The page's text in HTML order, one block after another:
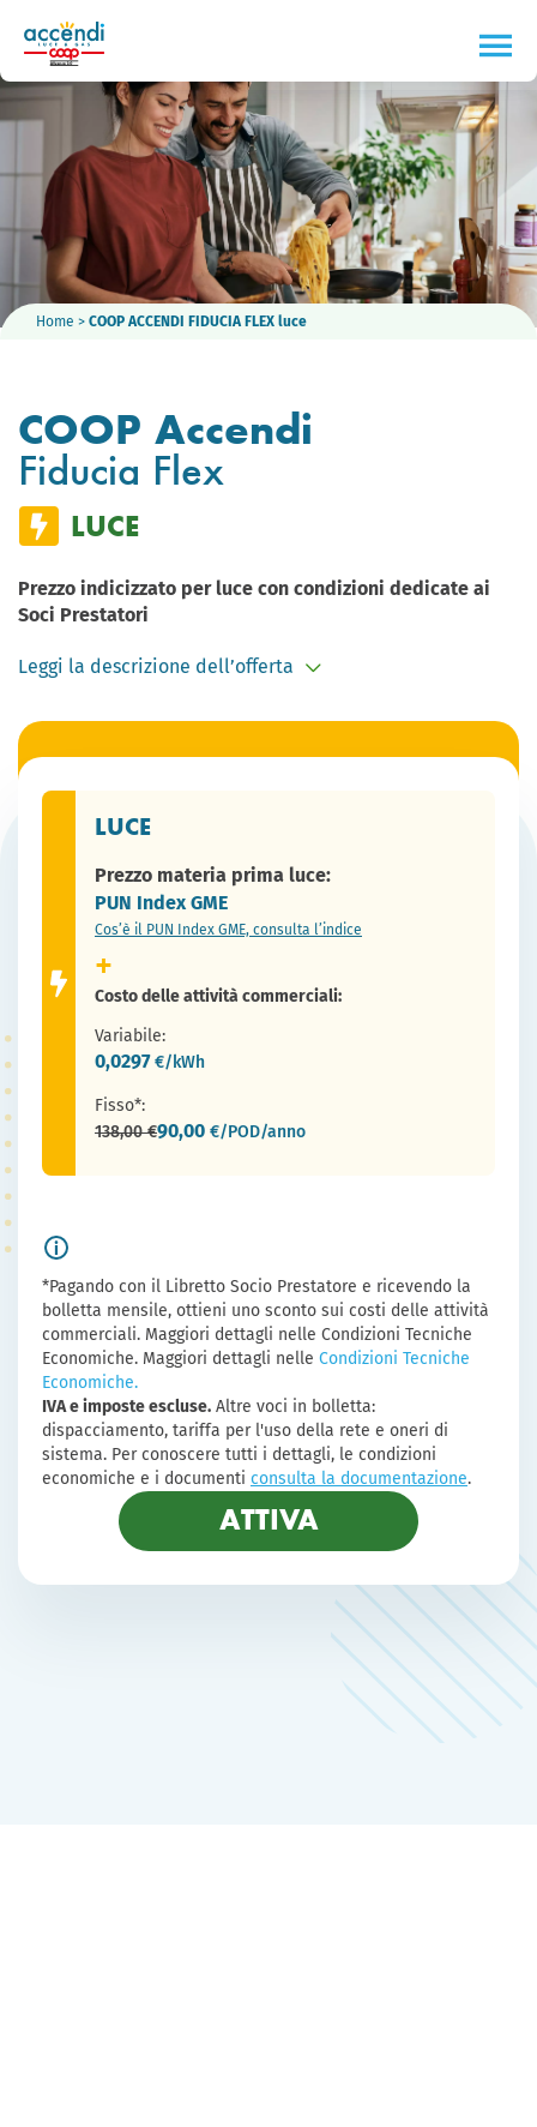
COOP Accendi
Fiducia Flex
LUCE
Home > COOP ACCENDI FIDUCIA FLEX luce
Prezzo indicizzato per luce con condizioni dedicate ai
Soci Prestatori
Leggi la descrizione dell’offerta
L’offerta COOP Accendi Fiducia Flex Luce a prezzo
indicizzato è pensata per chi vuole seguire l’andamento
del mercato, con condizioni dedicate ai Soci Prestatori
COOP Alleanza 3.0 che pagano con Libretto di Prestito e
scelgono la bolletta mensile.
Pagando con il Libretto Socio Prestatore e ricevendo
la bolletta mensile,
Sottoscrivi l’offerta online o al numero: 800-089902
LUCE
Prezzo materia prima luce:
PUN Index GME
Cos’è il PUN Index GME, consulta l’indice
Costo delle attività commerciali:
Variabile:
0,0297 €/kWh
Fisso*:
138,00 €90,00 €/POD/anno
*Pagando con il Libretto Socio Prestatore e ricevendo la
bolletta mensile, ottieni uno sconto sui costi delle attività
commerciali. Maggiori dettagli nelle Condizioni Tecniche
Economiche. Maggiori dettagli nelle Condizioni Tecniche
Economiche.
IVA e imposte escluse. Altre voci in bolletta:
dispacciamento, tariffa per l'uso della rete e oneri di
sistema. Per conoscere tutti i dettagli, le condizioni
economiche e i documenti consulta la documentazione.
ATTIVA